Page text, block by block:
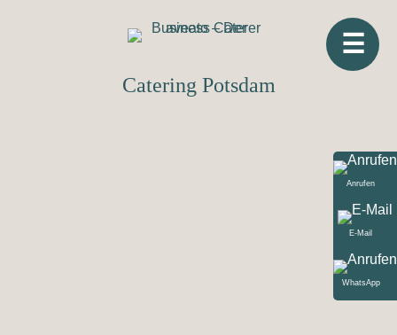
☰
Anrufen
E-Mail
WhatsApp
Catering Potsdam